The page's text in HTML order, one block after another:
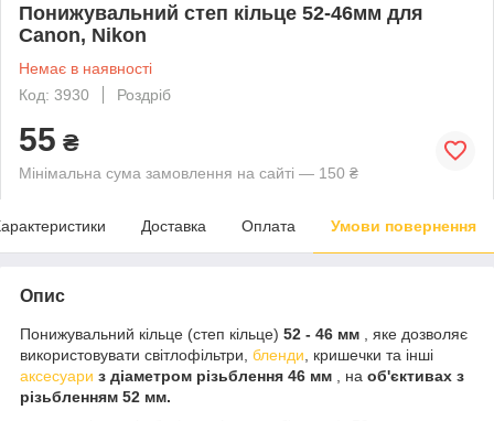
Понижувальний степ кільце 52-46мм для
Canon, Nikon
Немає в наявності
Код: 3930
Роздріб
55 ₴
Мінімальна сума замовлення на сайті — 150 ₴
Доставка Оплата Умови повернення
Опис
Понижувальний кільце (степ кільце) 52 - 46 мм
, яке дозволяє
використовувати світлофільтри, бленди , кришечки та інші
аксесуари з діаметром різьблення 46 мм , на об'єктивах з
різьбленням 52 мм.